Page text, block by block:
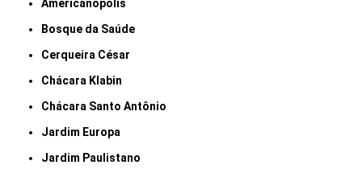
Americanópolis
Bosque da Saúde
Cerqueira César
Chácara Klabin
Chácara Santo Antônio
Jardim Europa
Jardim Paulistano